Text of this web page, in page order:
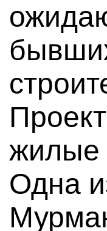
жилые
Одна